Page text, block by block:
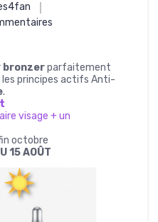
bronzerparfaitement
principes actifs Anti-
.
visage + un
octobre
15 AOÛT